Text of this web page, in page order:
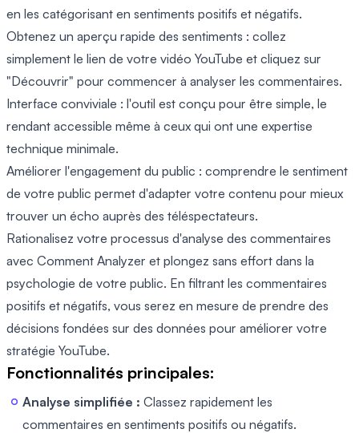
en les catégorisant en sentiments positifs et négatifs.
Obtenez un aperçu rapide des sentiments : collez
simplement le lien de votre vidéo YouTube et cliquez sur
"Découvrir" pour commencer à analyser les commentaires.
Interface conviviale : l'outil est conçu pour être simple, le
rendant accessible même à ceux qui ont une expertise
technique minimale.
Améliorer l'engagement du public : comprendre le sentiment
de votre public permet d'adapter votre contenu pour mieux
trouver un écho auprès des téléspectateurs.
Rationalisez votre processus d'analyse des commentaires
avec Comment Analyzer et plongez sans effort dans la
psychologie de votre public. En filtrant les commentaires
positifs et négatifs, vous serez en mesure de prendre des
décisions fondées sur des données pour améliorer votre
stratégie YouTube.
Fonctionnalités principales:
Analyse simplifiée : Classez rapidement les
commentaires en sentiments positifs ou négatifs.